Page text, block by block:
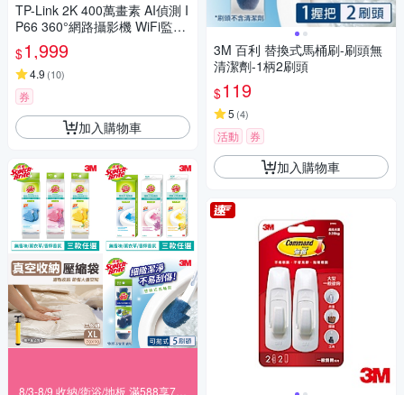
TP-Link 2K 400萬畫素 AI偵測 I
P66 360°網路攝影機 WiFi監視
器 IPCAM (雙向語音/全彩夜視/
Tapo C520WS)
$1,999
4.9 (10)
券
加入購物車
3M 百利 替換式馬桶刷-刷頭無
清潔劑-1柄2刷頭
$119
5 (4)
活動 券
加入購物車